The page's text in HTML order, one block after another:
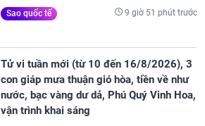
Sao quốc tế 9 giờ 51 phút trước
Tử vi tuần mới (từ 10 đến 16/8/2026), 3
con giáp mưa thuận gió hòa, tiền về như
nước, bạc vàng dư dả, Phú Quý Vinh Hoa,
vận trình khai sáng